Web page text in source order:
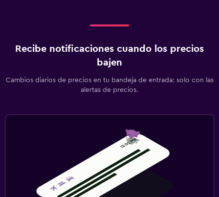
Recibe notificaciones cuando los precios
bajen
Cambios diarios de precios en tu bandeja de entrada: solo con las
alertas de precios.